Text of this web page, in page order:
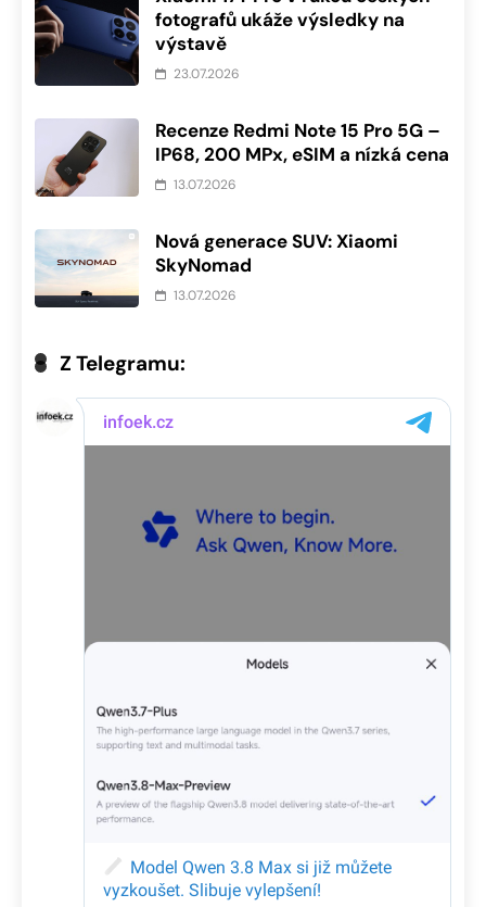
fotografů ukáže výsledky na
výstavě
23.07.2026
Recenze Redmi Note 15 Pro 5G –
IP68, 200 MPx, eSIM a nízká cena
13.07.2026
Nová generace SUV: Xiaomi
SkyNomad
13.07.2026
Z Telegramu: